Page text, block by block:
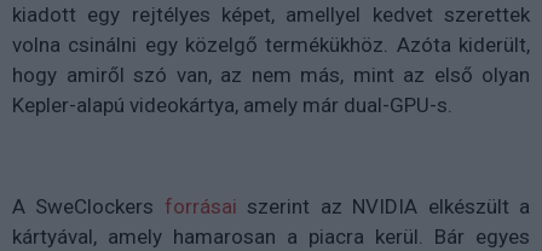
kiadott egy rejtélyes képet, amellyel kedvet szerettek
volna csinálni egy közelgő termékükhöz. Azóta kiderült,
hogy amiről szó van, az nem más, mint az első olyan
Kepler-alapú videokártya, amely már dual-GPU-s.
A SweClockers forrásai szerint az NVIDIA elkészült a
kártyával, amely hamarosan a piacra kerül. Bár egyes